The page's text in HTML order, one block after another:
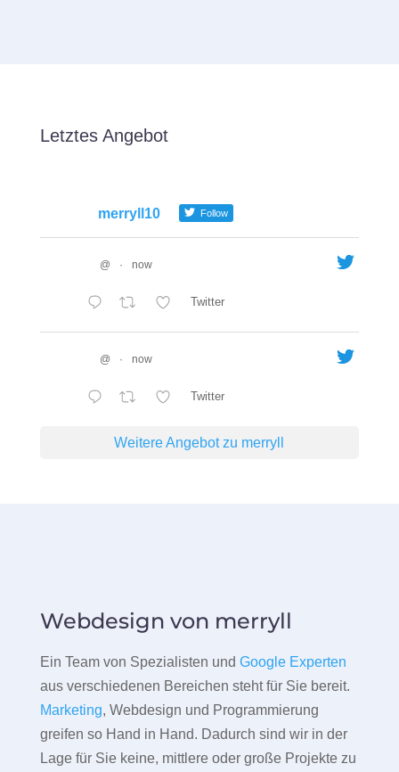
Letztes Angebot
merryll10 Follow
@ · now
Twitter
@ · now
Twitter
Weitere Angebot zu merryll
Webdesign von merryll
Ein Team von Spezialisten und Google Experten
aus verschiedenen Bereichen steht für Sie bereit.
Marketing, Webdesign und Programmierung
greifen so Hand in Hand. Dadurch sind wir in der
Lage für Sie keine, mittlere oder große Projekte zu